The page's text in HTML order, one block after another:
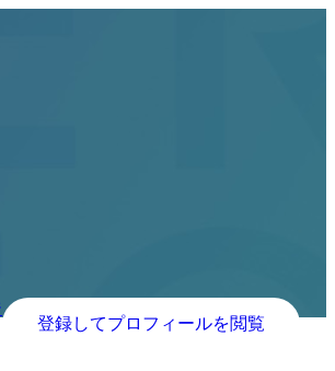
登録してプロフィールを閲覧